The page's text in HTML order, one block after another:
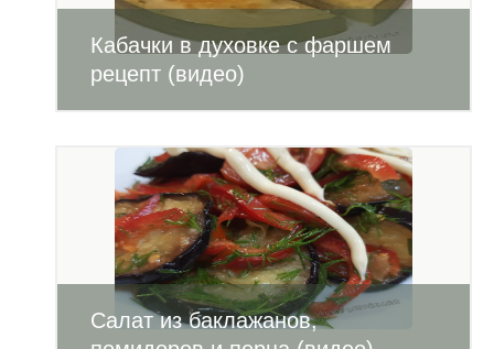
Кабачки в духовке с фаршем
рецепт (видео)
Салат из баклажанов,